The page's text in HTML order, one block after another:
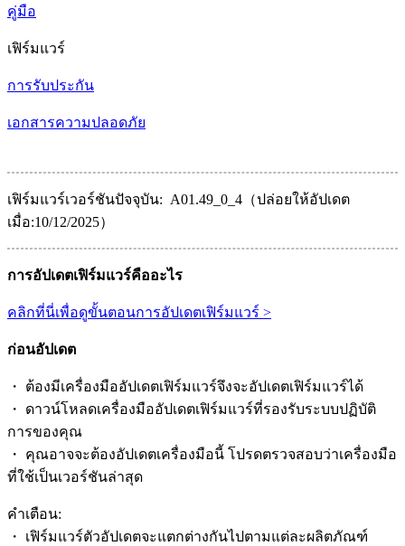
คู่มือ
เฟิร์มแวร์
การรับประกัน
เอกสารความปลอดภัย
เฟิร์มแวร์เวอร์ชันปัจจุบัน: A01.49_0_4（ปล่อยให้อัปเดต
เมื่อ:10/12/2025）
การอัปเดตเฟิร์มแวร์คืออะไร
คลิกที่นี่เพื่อดูขั้นตอนการอัปเดตเฟิร์มแวร์ >
ก่อนอัปเดต
・ ต้องมีเครื่องมืออัปเดตเฟิร์มแวร์จึงจะอัปเดตเฟิร์มแวร์ได้
・ ดาวน์โหลดเครื่องมืออัปเดตเฟิร์มแวร์ที่รองรับระบบปฏิบัติ
การของคุณ
・ คุณอาจจะต้องอัปเดตเครื่องมือนี้ โปรดตรวจสอบว่าเครื่องมือ
ที่ใช้เป็นเวอร์ชันล่าสุด
คำเตือน:
・ เฟิร์มแวร์ตัวอัปเดตจะแตกต่างกันไปตามแต่ละผลิตภัณฑ์